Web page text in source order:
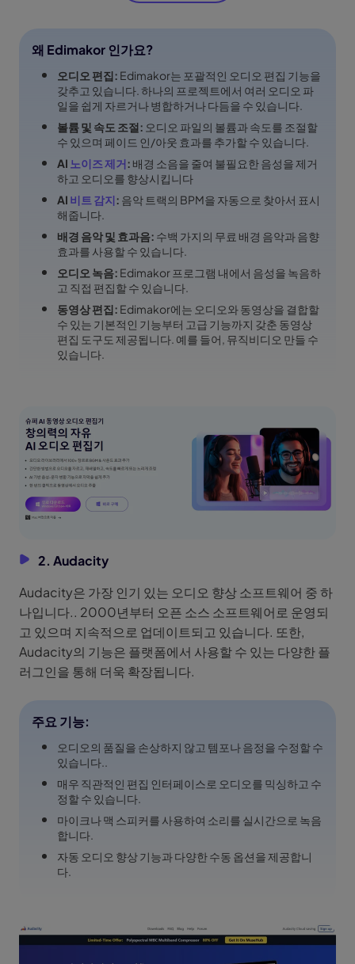
왜 Edimakor 인가요?
오디오 편집: Edimakor는 포괄적인 오디오 편집 기능을
갖추고 있습니다. 하나의 프로젝트에서 여러 오디오 파
일을 쉽게 자르거나 병합하거나 다듬을 수 있습니다.
볼륨 및 속도 조절: 오디오 파일의 볼륨과 속도를 조절할
수 있으며 페이드 인/아웃 효과를 추가할 수 있습니다.
AI 노이즈 제거: 배경 소음을 줄여 불필요한 음성을 제거
하고 오디오를 향상시킵니다
AI 비트 감지: 음악 트랙의 BPM을 자동으로 찾아서 표시
해줍니다.
배경 음악 및 효과음: 수백 가지의 무료 배경 음악과 음향
효과를 사용할 수 있습니다.
오디오 녹음: Edimakor 프로그램 내에서 음성을 녹음하
고 직접 편집할 수 있습니다.
동영상 편집: Edimakor에는 오디오와 동영상을 결합할
수 있는 기본적인 기능부터 고급 기능까지 갖춘 동영상
편집 도구도 제공됩니다. 예를 들어, 뮤직비디오 만들 수
있습니다.
2. Audacity
Audacity은 가장 인기 있는 오디오 향상 소프트웨어 중 하
나입니다.. 2000년부터 오픈 소스 소프트웨어로 운영되
고 있으며 지속적으로 업데이트되고 있습니다. 또한,
Audacity의 기능은 플랫폼에서 사용할 수 있는 다양한 플
러그인을 통해 더욱 확장됩니다.
주요 기능:
오디오의 품질을 손상하지 않고 템포나 음정을 수정할 수
있습니다..
매우 직관적인 편집 인터페이스로 오디오를 믹싱하고 수
정할 수 있습니다.
마이크나 맥 스피커를 사용하여 소리를 실시간으로 녹음
합니다.
자동 오디오 향상 기능과 다양한 수동 옵션을 제공합니
다.